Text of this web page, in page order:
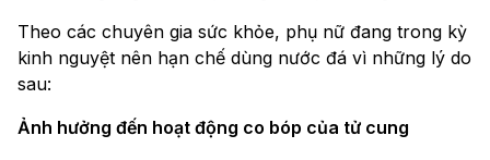
Theo các chuyên gia sức khỏe, phụ nữ đang trong kỳ
kinh nguyệt nên hạn chế dùng nước đá vì những lý do
sau:
Ảnh hưởng đến hoạt động co bóp của tử cung